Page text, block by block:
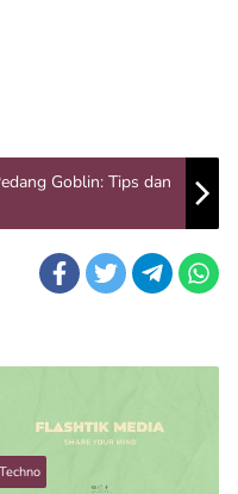
Goblin: Tips dan
Techno